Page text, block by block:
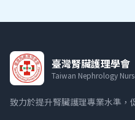
臺灣腎臟護理學會
Taiwan Nephrology
致力於提升腎臟護理專業水準，